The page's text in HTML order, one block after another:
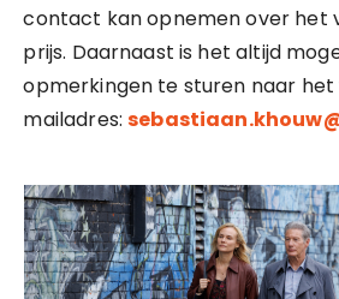
contact kan opnemen over het
prijs. Daarnaast is het altijd
opmerkingen te sturen naar
mailadres: